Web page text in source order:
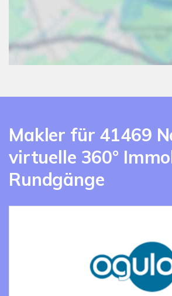
Makler für 41469
virtuelle 360°
Rundgänge